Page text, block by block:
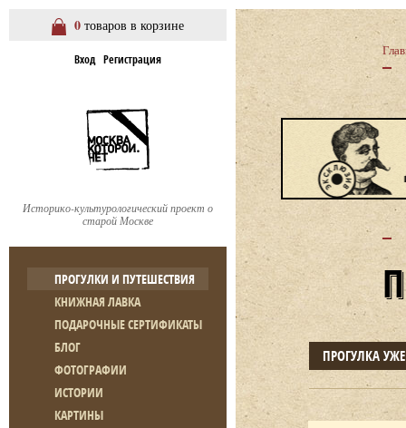
0 товаров в корзине
Вход Регистрация
Историко-культурологический проект о
старой Москве
ПРОГУЛКИ И ПУТЕШЕСТВИЯ
КНИЖНАЯ ЛАВКА
ПОДАРОЧНЫЕ СЕРТИФИКАТЫ
БЛОГ
ФОТОГРАФИИ
ИСТОРИИ
КАРТИНЫ
ПРОГУЛКА